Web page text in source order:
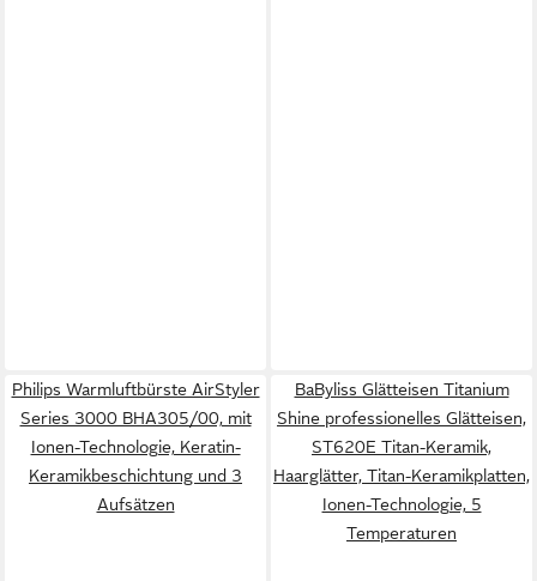
Philips Warmluftbürste AirStyler
Series 3000 BHA305/00, mit
Ionen-Technologie, Keratin-
Keramikbeschichtung und 3
Aufsätzen
BaByliss Glätteisen Titanium
Shine professionelles Glätteisen,
ST620E Titan-Keramik,
Haarglätter, Titan-Keramikplatten,
Ionen-Technologie, 5
Temperaturen